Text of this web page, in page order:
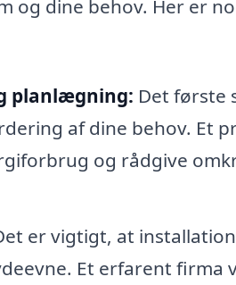
og dine behov. Her er
planlægning: Det første
af dine behov. Et
og rådgive
er vigtigt, at
Et erfarent firma